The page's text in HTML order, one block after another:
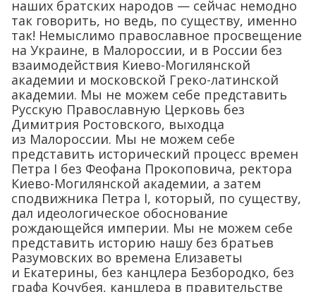
наших братских народов — сейчас немодно
так говорить, но ведь, по существу, именно
так! Немыслимо православное просвещение
на Украине, в Малороссии, и в России без
взаимодействия Киево-Могилянской
академии и московской Греко-латинской
академии. Мы не можем себе представить
Русскую Православную Церковь без
Димитрия Ростовского, выходца
из Малороссии. Мы не можем себе
представить исторический процесс времен
Петра I без Феофана Прокоповича, ректора
Киево-Могилянской академии, а затем
сподвижника Петра I, который, по существу,
дал идеологическое обоснование
рождающейся империи. Мы не можем себе
представить историю нашу без братьев
Разумовских во времена Елизаветы
и Екатерины, без канцлера Безбородко, без
графа Кочубея, канцлера в правительстве